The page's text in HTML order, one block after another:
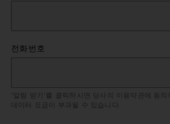
전화번호
'알림 받기'를 클릭하시면 당사의 이용약관에 동의
데이터 요금이 부과될 수 있습니다.